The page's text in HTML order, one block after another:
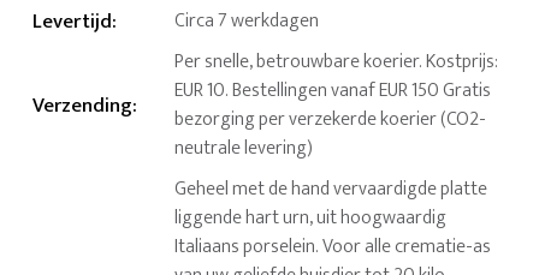
Levertijd: Circa 7 werkdagen
Verzending:
Per snelle, betrouwbare koerier. Kostprijs:
EUR 10. Bestellingen vanaf EUR 150 Gratis
bezorging per verzekerde koerier (CO2-
neutrale levering)
Geheel met de hand vervaardigde platte
liggende hart urn, uit hoogwaardig
Italiaans porselein. Voor alle crematie-as